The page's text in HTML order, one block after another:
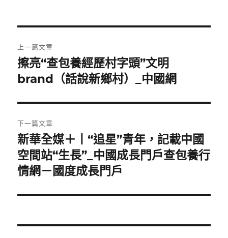
章
導
覽
上一篇文章
上
一
文
章:
擦亮“查包養經歷村字頭”文明
brand（話說新鄉村）_中國網
下一篇文章
下
一
篇
章:
新華全媒＋丨“追星”青年，記載中國
空間站“生長”_中國成長門戶查包養行
情網－國度成長門戶